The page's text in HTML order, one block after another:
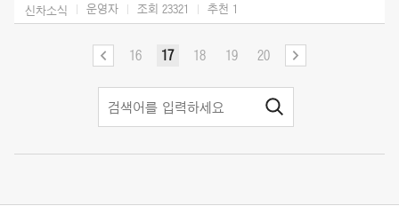
신차소식 운영자 조회 23321 추천 1
16 17 18 19 20